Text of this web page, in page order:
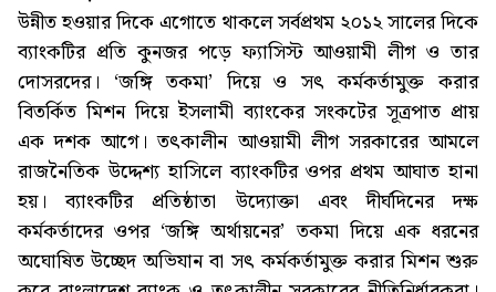
উন্নীত হওয়ার দিকে এগোতে থাকলে সর্বপ্রথম ২০১২ সালের দিকে
ব্যাংকটির প্রতি কুনজর পড়ে ফ্যাসিস্ট আওয়ামী লীগ ও তার
দোসরদের। ‘জঙ্গি তকমা’ দিয়ে ও সৎ কর্মকর্তামুক্ত করার
বিতর্কিত মিশন দিয়ে ইসলামী ব্যাংকের সংকটের সূত্রপাত প্রায়
এক দশক আগে। তৎকালীন আওয়ামী লীগ সরকারের আমলে
রাজনৈতিক উদ্দেশ্য হাসিলে ব্যাংকটির ওপর প্রথম আঘাত হানা
হয়। ব্যাংকটির প্রতিষ্ঠাতা উদ্যোক্তা এবং দীর্ঘদিনের দক্ষ
কর্মকর্তাদের ওপর ‘জঙ্গি অর্থায়নের’ তকমা দিয়ে এক ধরনের
অঘোষিত উচ্ছেদ অভিযান বা সৎ কর্মকর্তামুক্ত করার মিশন শুরু